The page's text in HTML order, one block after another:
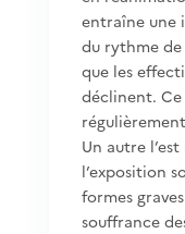
entraîne une
du rythme
que les
déclinent. Ce
Un autre
l’exposition
formes
souffrance